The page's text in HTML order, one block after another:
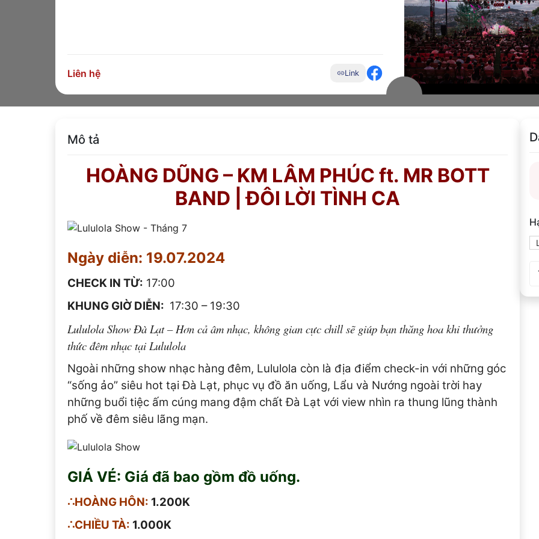
Liên hệ Link
Mô tả
HOÀNG DŨNG – KM LÂM PHÚC ft. MR BOTT
BAND | ĐÔI LỜI TÌNH CA
Ngày diễn: 19.07.2024
CHECK IN TỪ: 17:00
KHUNG GIỜ DIỄN: 17:30 – 19:30
Lululola Show Đà Lạt – Hơn cả âm nhạc, không gian cực chill sẽ giúp bạn thăng hoa khi thưởng
thức đêm nhạc tại Lululola
Ngoài những show nhạc hàng đêm, Lululola còn là địa điểm check-in với những góc
“sống ảo” siêu hot tại Đà Lạt, phục vụ đồ ăn uống, Lẩu và Nướng ngoài trời hay
những buổi tiệc ấm cúng mang đậm chất Đà Lạt với view nhìn ra thung lũng thành
phố về đêm siêu lãng mạn.
GIÁ VÉ: Giá đã bao gồm đồ uống.
∴HOÀNG HÔN: 1.200K
∴CHIỀU TÀ: 1.000K